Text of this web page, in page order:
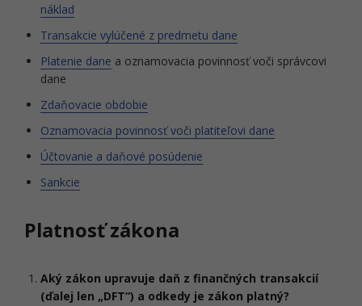
náklad
Transakcie vylúčené z predmetu dane
Platenie dane a oznamovacia povinnosť voči správcovi
dane
Zdaňovacie obdobie
Oznamovacia povinnosť voči platiteľovi dane
Účtovanie a daňové posúdenie
Sankcie
Platnosť zákona
Aký zákon upravuje daň z finančných transakcií
(ďalej len „DFT“) a odkedy je zákon platný?